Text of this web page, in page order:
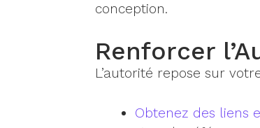
conception.
Renforcer
L’autorité repose sur
Obtenez des liens